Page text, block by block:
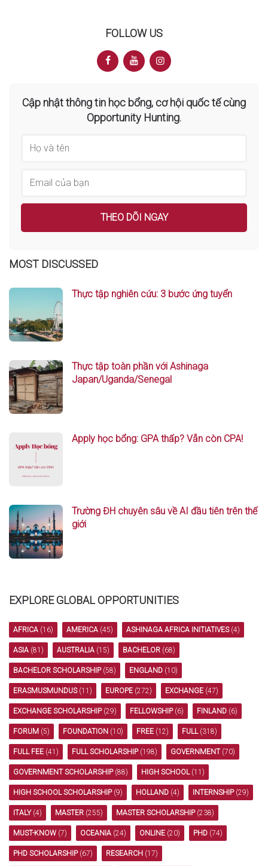
FOLLOW US
Cập nhật thông tin học bổng, cơ hội quốc tế cùng
Opportunity Hunting.
MOST DISCUSSED
Thực tập nghiên cứu: 3 bước ứng tuyển
Thực tập toàn phần với Ashinaga
Japan/Uganda/Senegal
Apply học bổng: GPA thấp? Vẫn còn CPA!
Trường ĐH chuyên sâu về AI đầu tiên trên thế
giới
EXPLORE GLOBAL OPPORTUNITIES
AFRICA (16) AMERICA (45) ASHINAGA AFRICA INITIATIVES(4)
ASIA (81) AUSTRALIA (15) BACHELOR (68)
BACHELOR SCHOLARSHIP(58) ENGLAND (10)
ERASMUSMUNDUS(11) EUROPE (272) EXCHANGE (47)
EXCHANGE SCHOLARSHIP(29) FELLOWSHIP(6) FINLAND (6)
FORUM (5) FOUNDATION (10) FREE (12) FULL(318)
FULL FEE (41) FULL SCHOLARSHIP(198) GOVERNMENT(70)
GOVERNMENT SCHOLARSHIP(88) HIGH SCHOOL(11)
HIGH SCHOOL SCHOLARSHIP(9) HOLLAND (4) INTERNSHIP(29)
ITALY(4) MASTER (255) MASTER SCHOLARSHIP(238)
MUST-KNOW (7) OCEANIA (24) ONLINE (20) PHD (74)
PHD SCHOLARSHIP(67) RESEARCH (17)